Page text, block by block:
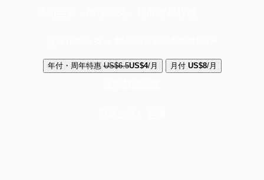
年付・周年特惠 US$6.5US$4/月 月付 US$8/月